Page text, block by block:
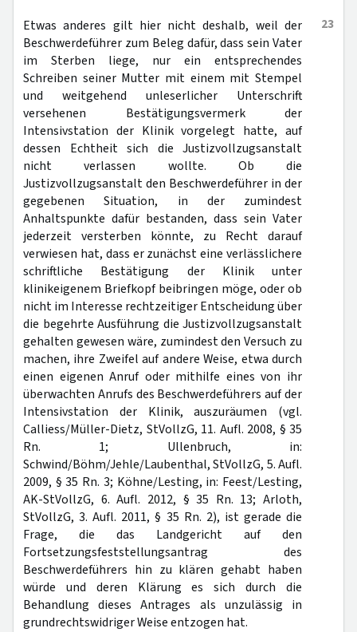
23
Etwas anderes gilt hier nicht deshalb, weil der
Beschwerdeführer zum Beleg dafür, dass sein Vater
im Sterben liege, nur ein entsprechendes
Schreiben seiner Mutter mit einem mit Stempel
und weitgehend unleserlicher Unterschrift
versehenen Bestätigungsvermerk der
Intensivstation der Klinik vorgelegt hatte, auf
dessen Echtheit sich die Justizvollzugsanstalt
nicht verlassen wollte. Ob die
Justizvollzugsanstalt den Beschwerdeführer in der
gegebenen Situation, in der zumindest
Anhaltspunkte dafür bestanden, dass sein Vater
jederzeit versterben könnte, zu Recht darauf
verwiesen hat, dass er zunächst eine verlässlichere
schriftliche Bestätigung der Klinik unter
klinikeigenem Briefkopf beibringen möge, oder ob
nicht im Interesse rechtzeitiger Entscheidung über
die begehrte Ausführung die Justizvollzugsanstalt
gehalten gewesen wäre, zumindest den Versuch zu
machen, ihre Zweifel auf andere Weise, etwa durch
einen eigenen Anruf oder mithilfe eines von ihr
überwachten Anrufs des Beschwerdeführers auf der
Intensivstation der Klinik, auszuräumen (vgl.
Calliess/Müller-Dietz, StVollzG, 11. Aufl. 2008, § 35
Rn. 1; Ullenbruch, in:
Schwind/Böhm/Jehle/Laubenthal, StVollzG, 5. Aufl.
2009, § 35 Rn. 3; Köhne/Lesting, in: Feest/Lesting,
AK-StVollzG, 6. Aufl. 2012, § 35 Rn. 13; Arloth,
StVollzG, 3. Aufl. 2011, § 35 Rn. 2), ist gerade die
Frage, die das Landgericht auf den
Fortsetzungsfeststellungsantrag des
Beschwerdeführers hin zu klären gehabt haben
würde und deren Klärung es sich durch die
Behandlung dieses Antrages als unzulässig in
grundrechtswidriger Weise entzogen hat.